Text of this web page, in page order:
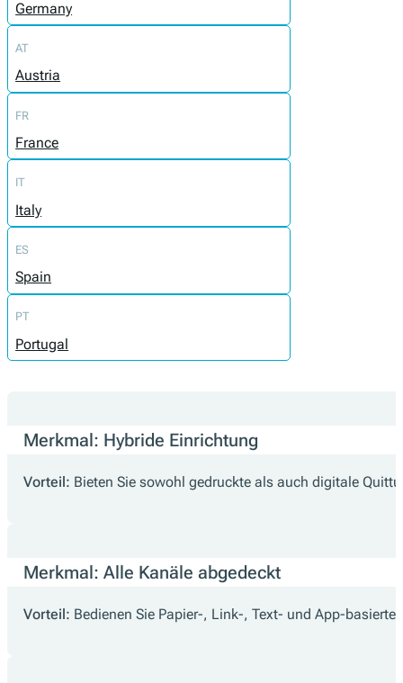
Germany
AT
Austria
FR
France
IT
Italy
ES
Spain
PT
Portugal
Merkmal: Hybride Einrichtung
Vorteil: Bieten Sie sowohl gedruckte als auch digitale
Merkmal: Alle Kanäle abgedeckt
Vorteil: Bedienen Sie Papier-, Link-, Text- und App-